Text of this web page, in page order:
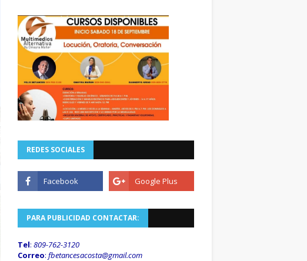
REDES SOCIALES
PARA PUBLICIDAD CONTACTAR:
Tel: 809-762-3120
Correo: fbetancesacosta@gmail.com